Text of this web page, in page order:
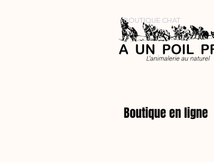
BOUTIQUE CHAT
Boutique en ligne